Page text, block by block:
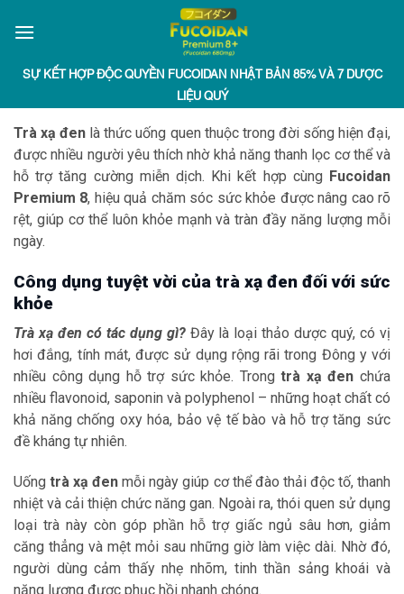
đến
dungSỰ KẾT HỢP ĐỘC QUYỀN FUCOIDAN NHẬT BẢN 85% VÀ 7 DƯỢC
LIỆU QUÝ
Trà xạ đen là thức uống quen thuộc trong đời sống hiện đại,
được nhiều người yêu thích nhờ khả năng thanh lọc cơ thể và
hỗ trợ tăng cường miễn dịch. Khi kết hợp cùng Fucoidan
Premium 8, hiệu quả chăm sóc sức khỏe được nâng cao rõ
rệt, giúp cơ thể luôn khỏe mạnh và tràn đầy năng lượng mỗi
ngày.
Công dụng tuyệt vời của trà xạ đen đối với sức
khỏe
Trà xạ đen có tác dụng gì? Đây là loại thảo dược quý, có vị
hơi đắng, tính mát, được sử dụng rộng rãi trong Đông y với
nhiều công dụng hỗ trợ sức khỏe. Trongtrà xạ đen chứa
nhiều flavonoid, saponin và polyphenol – những hoạt chất có
khả năng chống oxy hóa, bảo vệ tế bào và hỗ trợ tăng sức
đề kháng tự nhiên.
Uốngtrà xạ đen mỗi ngày giúp cơ thể đào thải độc tố, thanh
nhiệt và cải thiện chức năng gan. Ngoài ra, thói quen sử dụng
loại trà này còn góp phần hỗ trợ giấc ngủ sâu hơn, giảm
căng thẳng và mệt mỏi sau những giờ làm việc dài. Nhờ đó,
người dùng cảm thấy nhẹ nhõm, tinh thần sảng khoái và
năng lượng được phục hồi nhanh chóng.